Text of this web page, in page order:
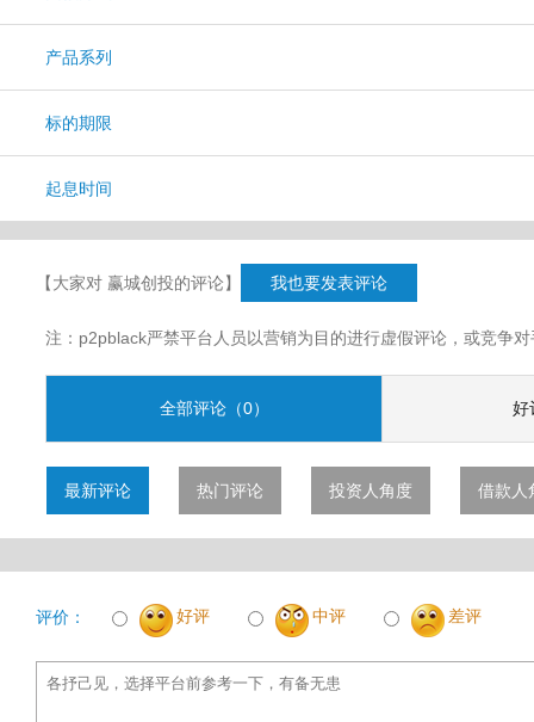
产品系列
标的期限
起息时间
【大家对 赢城创投的评论】 我也要发表评论
注：p2pblack严禁平台人员以营销为目的进行虚假评论，或竞争
全部评论（0） 好
最新评论 热门评论 投资人角度 借款人
评价： 好评 中评 差评